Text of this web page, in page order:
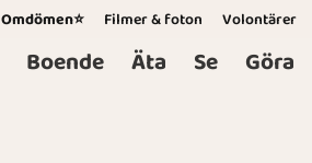
Omdömen⭐ Filmer & foton Volontärer
Boende Äta Se Göra